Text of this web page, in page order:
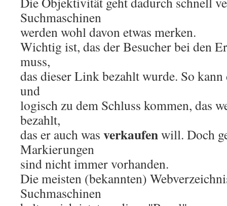
Suchmaschinen
werden wohl davon etwas merken.
Wichtig ist, das der Besucher bei den
muss,
das dieser Link bezahlt wurde. So
und
logisch zu dem Schluss kommen, das
bezahlt,
das er auch was verkaufenwill. Doch
Markierungen
sind nicht immer vorhanden.
Die meisten (bekannten)
Suchmaschinen